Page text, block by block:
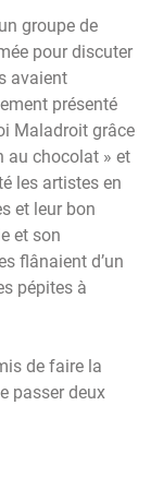
groupe de
pour discuter
avaient
présenté
Maladroit grâce
au chocolat » et
les artistes en
et leur bon
et son
flânaient d’un
pépites à
de faire la
passer deux